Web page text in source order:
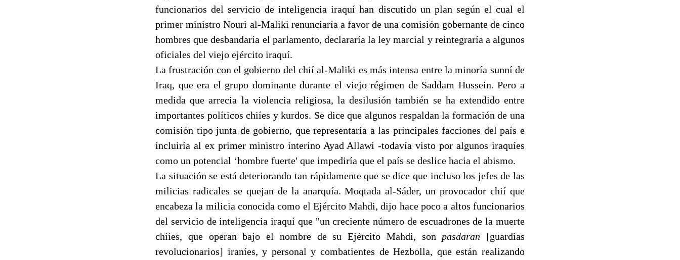
funcionarios del servicio de inteligencia iraquí han discutido un plan según el cual el
primer ministro Nouri al-Maliki renunciaría a favor de una comisión gobernante de cinco
hombres que desbandaría el parlamento, declararía la ley marcial y reintegraría a algunos
oficiales del viejo ejército iraquí.
La frustración con el gobierno del chií al-Maliki es más intensa entre la minoría sunní de
Iraq, que era el grupo dominante durante el viejo régimen de Saddam Hussein. Pero a
medida que arrecia la violencia religiosa, la desilusión también se ha extendido entre
importantes políticos chiíes y kurdos. Se dice que algunos respaldan la formación de una
comisión tipo junta de gobierno, que representaría a las principales facciones del país e
incluiría al ex primer ministro interino Ayad Allawi -todavía visto por algunos iraquíes
como un potencial ‘hombre fuerte' que impediría que el país se deslice hacia el abismo.
La situación se está deteriorando tan rápidamente que se dice que incluso los jefes de las
milicias radicales se quejan de la anarquía. Moqtada al-Sáder, un provocador chií que
encabeza la milicia conocida como el Ejército Mahdi, dijo hace poco a altos funcionarios
del servicio de inteligencia iraquí que "un creciente número de escuadrones de la muerte
chiíes, que operan bajo el nombre de su Ejército Mahdi, son pasdaran [guardias
revolucionarios] iraníes, y personal y combatientes de Hezbolla, que están realizando